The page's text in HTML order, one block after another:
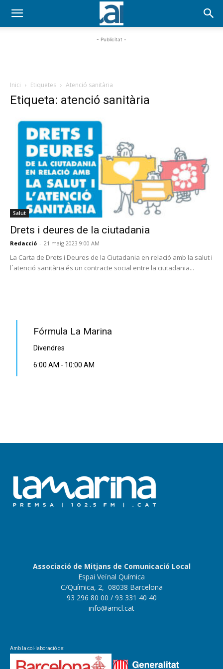
- Publicitat -
Inici Etiquetes Atenció sanitària
Etiqueta: atenció sanitària
Salut
Drets i deures de la ciutadania
Redacció - 21 maig 2023 9:00 AM
La Carta de Drets i Deures de la Ciutadania en relació amb la salut i
l´atenció sanitària és un contracte social entre la ciutadania...
Fórmula La Marina
Divendres
6:00 AM - 10:00 AM
Associació de Mitjans de Comunicació Local
Espai Veïnal Química
C/Química, 2, 08038 Barcelona
93 296 80 00 / 93 331 40 40
info@amcl.cat
Amb la col·laboració de: